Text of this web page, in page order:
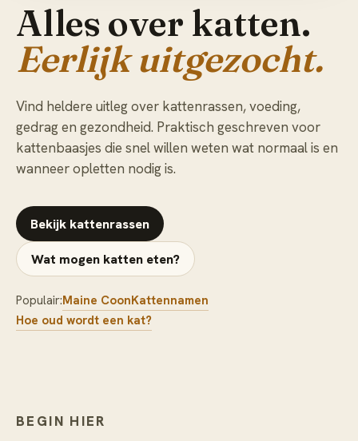
Alles over katten.
Eerlijk uitgezocht.
Vind heldere uitleg over kattenrassen, voeding,
gedrag en gezondheid. Praktisch geschreven voor
kattenbaasjes die snel willen weten wat normaal is en
wanneer opletten nodig is.
Bekijk kattenrassen
Wat mogen katten eten?
Populair:Maine CoonKattennamen
Hoe oud wordt een kat?
BEGIN HIER